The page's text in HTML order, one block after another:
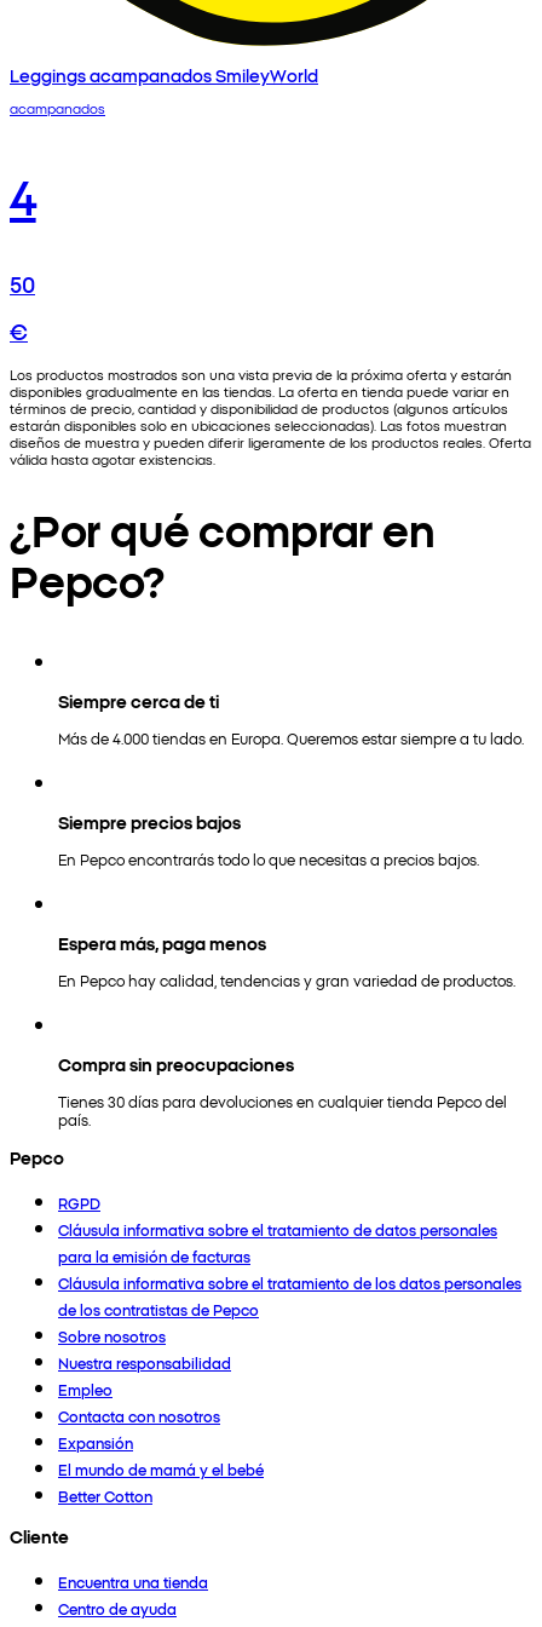
Leggings acampanados SmileyWorld
acampanados
4
50
€
Los productos mostrados son una vista previa de la próxima oferta y estarán
disponibles gradualmente en las tiendas. La oferta en tienda puede variar en
términos de precio, cantidad y disponibilidad de productos (algunos artículos
estarán disponibles solo en ubicaciones seleccionadas). Las fotos muestran
diseños de muestra y pueden diferir ligeramente de los productos reales. Oferta
válida hasta agotar existencias.
¿Por qué comprar en
Pepco?
Siempre cerca de ti
Más de 4.000 tiendas en Europa. Queremos estar siempre a tu lado.
Siempre precios bajos
En Pepco encontrarás todo lo que necesitas a precios bajos.
Espera más, paga menos
En Pepco hay calidad, tendencias y gran variedad de productos.
Compra sin preocupaciones
Tienes 30 días para devoluciones en cualquier tienda Pepco del
país.
Pepco
RGPD
Cláusula informativa sobre el tratamiento de datos personales
para la emisión de facturas
Cláusula informativa sobre el tratamiento de los datos personales
de los contratistas de Pepco
Sobre nosotros
Nuestra responsabilidad
Empleo
Contacta con nosotros
Expansión
El mundo de mamá y el bebé
Better Cotton
Cliente
Encuentra una tienda
Centro de ayuda